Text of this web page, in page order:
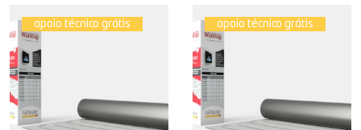
apoio técnico grátis apoio técnico grátis